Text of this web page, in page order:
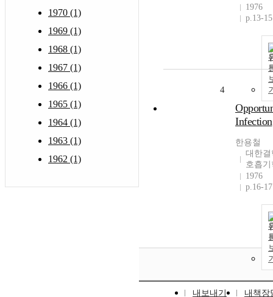
1970 (1)
1969 (1)
1968 (1)
1967 (1)
1966 (1)
1965 (1)
1964 (1)
1963 (1)
1962 (1)
1976
p.13-15
4
Infection
한용철
대한결
호흡
1976
p.16-17
내보내기
내책장